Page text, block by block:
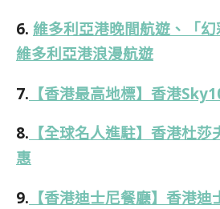
6. 維多利亞港晚間航遊、「幻
維多利亞港浪漫航遊
7. 【香港最高地標】香港
8. 【全球名人進駐】香港杜
惠
9. 【香港迪士尼餐廳】香港